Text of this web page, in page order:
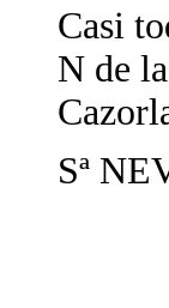
Casi
N de
Sª